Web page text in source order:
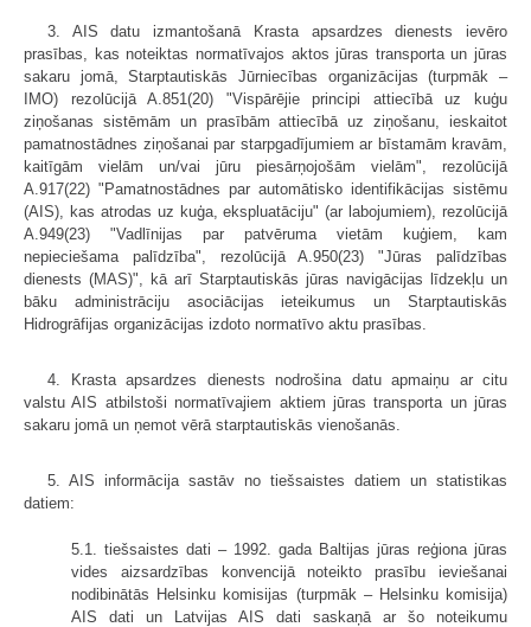
3. AIS datu izmantošanā Krasta apsardzes dienests ievēro
prasības, kas noteiktas normatīvajos aktos jūras transporta un jūras
sakaru jomā, Starptautiskās Jūrniecības organizācijas (turpmāk –
IMO) rezolūcijā A.851(20) "Vispārējie principi attiecībā uz kuģu
ziņošanas sistēmām un prasībām attiecībā uz ziņošanu, ieskaitot
pamatnostādnes ziņošanai par starpgadījumiem ar bīstamām kravām,
kaitīgām vielām un/vai jūru piesārņojošām vielām", rezolūcijā
A.917(22) "Pamatnostādnes par automātisko identifikācijas sistēmu
(AIS), kas atrodas uz kuģa, ekspluatāciju" (ar labojumiem), rezolūcijā
A.949(23) "Vadlīnijas par patvēruma vietām kuģiem, kam
nepieciešama palīdzība", rezolūcijā A.950(23) "Jūras palīdzības
dienests (MAS)", kā arī Starptautiskās jūras navigācijas līdzekļu un
bāku administrāciju asociācijas ieteikumus un Starptautiskās
Hidrogrāfijas organizācijas izdoto normatīvo aktu prasības.
4. Krasta apsardzes dienests nodrošina datu apmaiņu ar citu
valstu AIS atbilstoši normatīvajiem aktiem jūras transporta un jūras
sakaru jomā un ņemot vērā starptautiskās vienošanās.
5. AIS informācija sastāv no tiešsaistes datiem un statistikas
datiem:
5.1. tiešsaistes dati – 1992. gada Baltijas jūras reģiona jūras
vides aizsardzības konvencijā noteikto prasību ieviešanai
nodibinātās Helsinku komisijas (turpmāk – Helsinku komisija)
AIS dati un Latvijas AIS dati saskaņā ar šo noteikumu